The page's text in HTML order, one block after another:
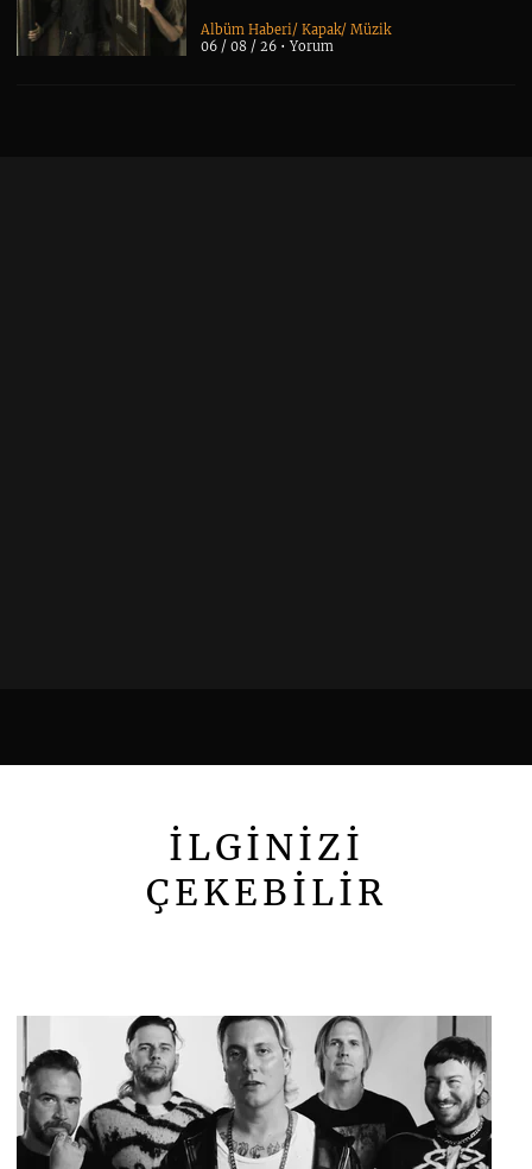
Albüm Haberi/Kapak/Müzik
06 / 08 / 26 •Yorum
İLGİNİZİ
ÇEKEBİLİR